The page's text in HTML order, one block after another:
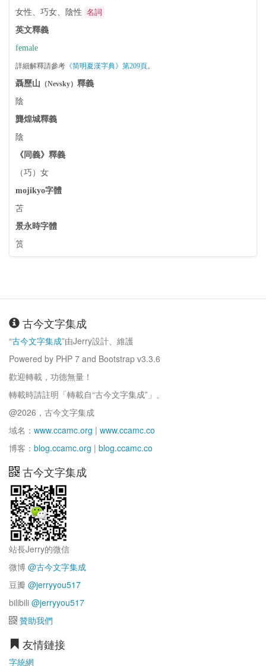
女性、巧女、陰性 名詞
英文釋義
female
詳細解釋請參考 《简明夏漢字典》第209頁。
聶歷山 （Nevsky） 釋義
陰
龔煌城釋義
陰
《同義》釋義
（巧）女
mojikyo字體
苫
景永時字體
筼
古今文字集成
“古今文字集成”由Jerry設計、維護
Powered by PHP 7 and Bootstrap v3.3.6
歡迎轉載，功德無量！
轉載時請註明「轉載自“古今文字集成”」。
@2026，古今文字集成
域名： www.ccamc.org | www.ccamc.co
博客： blog.ccamc.org | blog.ccamc.co
古今文字集成
站長Jerry的微信
微博 @古今文字集成
豆瓣 @jerryyou517
bilibili @jerryyou517
贊助我們
友情鏈接
字統網